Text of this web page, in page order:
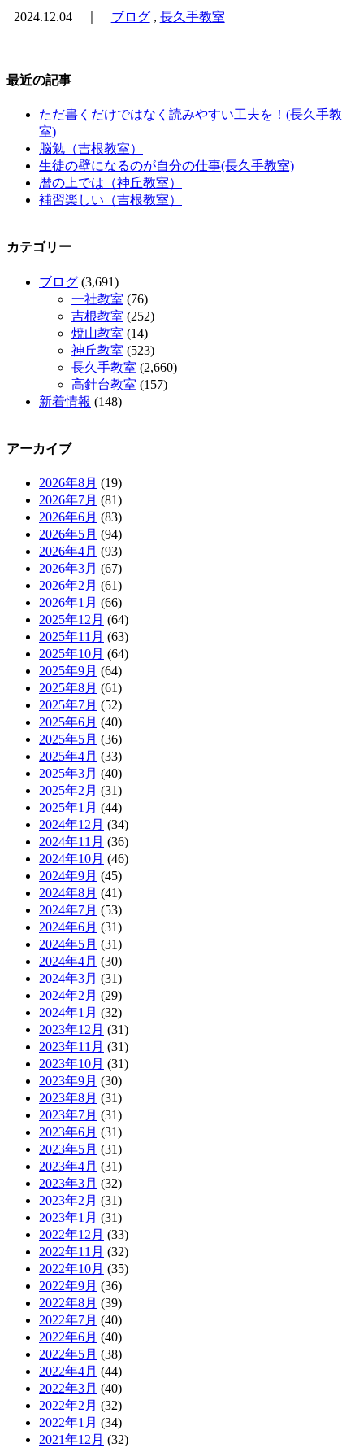
2024.12.04 ｜ ブログ, 長久手教室
最近の記事
ただ書くだけではなく読みやすい工夫を！(長久手教
室)
脳勉（吉根教室）
生徒の壁になるのが自分の仕事(長久手教室)
暦の上では（神丘教室）
補習楽しい（吉根教室）
カテゴリー
ブログ (3,691)
一社教室 (76)
吉根教室 (252)
焼山教室 (14)
神丘教室 (523)
長久手教室 (2,660)
高針台教室 (157)
新着情報 (148)
アーカイブ
2026年8月 (19)
2026年7月 (81)
2026年6月 (83)
2026年5月 (94)
2026年4月 (93)
2026年3月 (67)
2026年2月 (61)
2026年1月 (66)
2025年12月 (64)
2025年11月 (63)
2025年10月 (64)
2025年9月 (64)
2025年8月 (61)
2025年7月 (52)
2025年6月 (40)
2025年5月 (36)
2025年4月 (33)
2025年3月 (40)
2025年2月 (31)
2025年1月 (44)
2024年12月 (34)
2024年11月 (36)
2024年10月 (46)
2024年9月 (45)
2024年8月 (41)
2024年7月 (53)
2024年6月 (31)
2024年5月 (31)
2024年4月 (30)
2024年3月 (31)
2024年2月 (29)
2024年1月 (32)
2023年12月 (31)
2023年11月 (31)
2023年10月 (31)
2023年9月 (30)
2023年8月 (31)
2023年7月 (31)
2023年6月 (31)
2023年5月 (31)
2023年4月 (31)
2023年3月 (32)
2023年2月 (31)
2023年1月 (31)
2022年12月 (33)
2022年11月 (32)
2022年10月 (35)
2022年9月 (36)
2022年8月 (39)
2022年7月 (40)
2022年6月 (40)
2022年5月 (38)
2022年4月 (44)
2022年3月 (40)
2022年2月 (32)
2022年1月 (34)
2021年12月 (32)